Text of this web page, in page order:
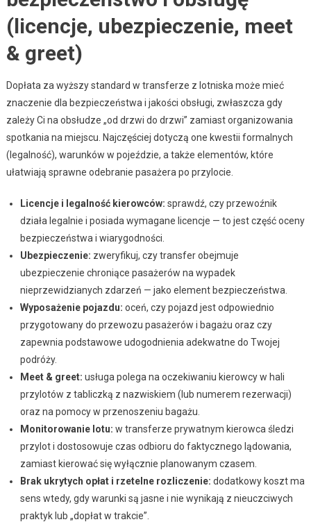
(licencje, ubezpieczenie, meet
& greet)
Dopłata za wyższy standard w transferze z lotniska może mieć
znaczenie dla bezpieczeństwa i jakości obsługi, zwłaszcza gdy
zależy Ci na obsłudze „od drzwi do drzwi” zamiast organizowania
spotkania na miejscu. Najczęściej dotyczą one kwestii formalnych
(legalność), warunków w pojeździe, a także elementów, które
ułatwiają sprawne odebranie pasażera po przylocie.
Licencje i legalność kierowców: sprawdź, czy przewoźnik
działa legalnie i posiada wymagane licencje — to jest część oceny
bezpieczeństwa i wiarygodności.
Ubezpieczenie: zweryfikuj, czy transfer obejmuje
ubezpieczenie chroniące pasażerów na wypadek
nieprzewidzianych zdarzeń — jako element bezpieczeństwa.
Wyposażenie pojazdu: oceń, czy pojazd jest odpowiednio
przygotowany do przewozu pasażerów i bagażu oraz czy
zapewnia podstawowe udogodnienia adekwatne do Twojej
podróży.
Meet & greet: usługa polega na oczekiwaniu kierowcy w hali
przylotów z tabliczką z nazwiskiem (lub numerem rezerwacji)
oraz na pomocy w przenoszeniu bagażu.
Monitorowanie lotu: w transferze prywatnym kierowca śledzi
przylot i dostosowuje czas odbioru do faktycznego lądowania,
zamiast kierować się wyłącznie planowanym czasem.
Brak ukrytych opłat i rzetelne rozliczenie: dodatkowy koszt ma
sens wtedy, gdy warunki są jasne i nie wynikają z nieuczciwych
praktyk lub „dopłat w trakcie”.